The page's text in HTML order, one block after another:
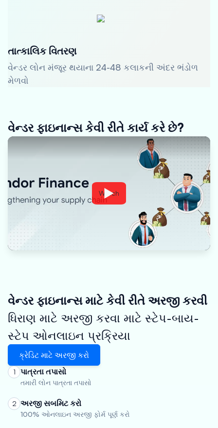
તાત્કાલિક વિતરણ
વેન્ડર લોન મંજૂર થયાના 24-48 કલાકની અંદર ભંડોળ
મેળવો
વેન્ડર ફાઇનાન્સ કેવી રીતે કાર્ય કરે છે?
Watch
વેન્ડર ફાઇનાન્સ માટે કેવી રીતે અરજી કરવી
ધિરાણ માટે અરજી કરવા માટે સ્ટેપ-બાય-
સ્ટેપ ઓનલાઇન પ્રક્રિયા
ક્રેડિટ માટે અરજી કરો
1 પાત્રતા તપાસો
તમારી લોન પાત્રતા તપાસો
2 અરજી સબમિટ કરો
100% ઓનલાઇન અરજી ફોર્મ પૂર્ણ કરો